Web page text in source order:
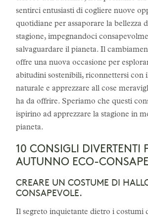
sentirci entusiasti di cogliere nuove
quotidiane per assaporare la bellezza
stagione, impegnandoci
salvaguardare il pianeta. Il
offre una nuova occasione per
abitudini sostenibili, riconnettersi con
naturale e apprezzare all cose
ha da offrire. Speriamo che questi
ispirino ad apprezzare la stagione in
pianeta.
10 CONSIGLI DIVERTENTI
AUTUNNO ECO-
CREARE UN COSTUME DI
CONSAPEVOLE.
Il segreto inquietante dietro i costumi